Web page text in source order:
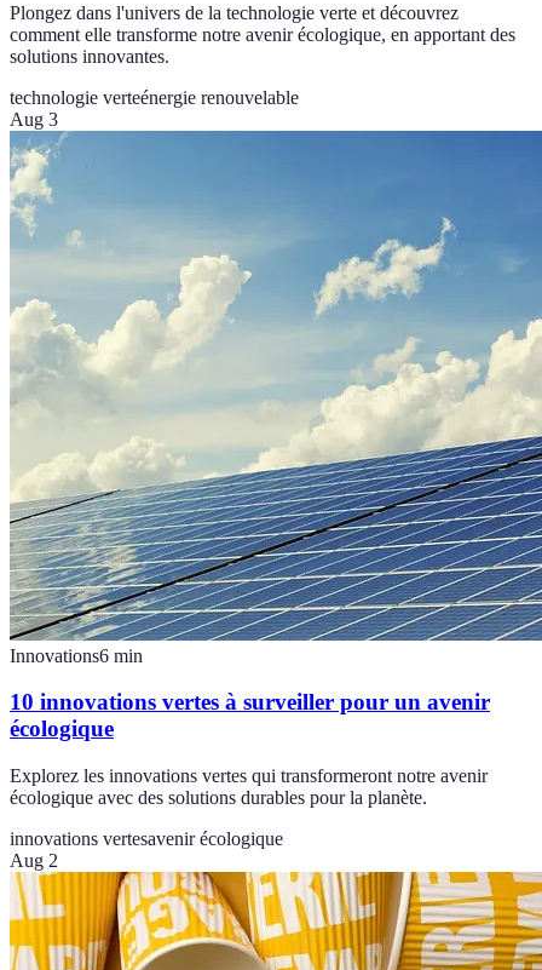
Plongez dans l'univers de la technologie verte et découvrez
comment elle transforme notre avenir écologique, en apportant des
solutions innovantes.
technologie verteénergie renouvelable
Aug 3
Innovations6 min
10 innovations vertes à surveiller pour un avenir
écologique
Explorez les innovations vertes qui transformeront notre avenir
écologique avec des solutions durables pour la planète.
innovations vertesavenir écologique
Aug 2